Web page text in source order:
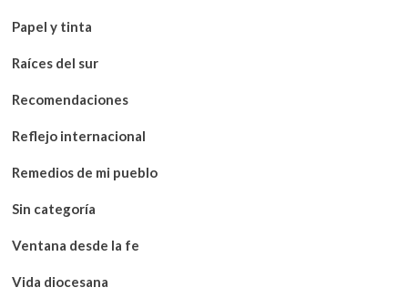
Papel y tinta
Raíces del sur
Recomendaciones
Reflejo internacional
Remedios de mi pueblo
Sin categoría
Ventana desde la fe
Vida diocesana